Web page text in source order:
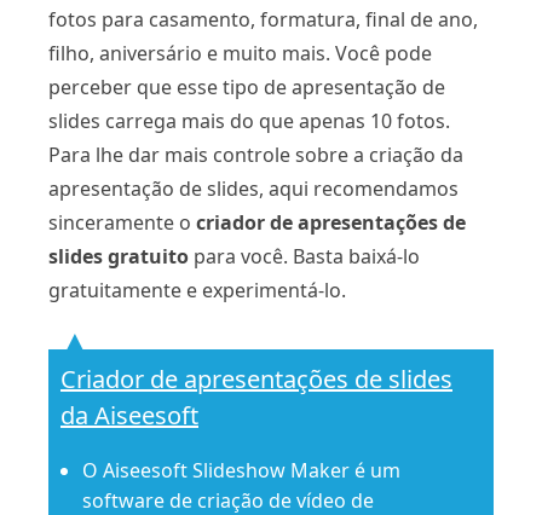
fotos para casamento, formatura, final de ano,
filho, aniversário e muito mais. Você pode
perceber que esse tipo de apresentação de
slides carrega mais do que apenas 10 fotos.
Para lhe dar mais controle sobre a criação da
apresentação de slides, aqui recomendamos
sinceramente o criador de apresentações de
slides gratuito para você. Basta baixá-lo
gratuitamente e experimentá-lo.
Criador de apresentações de slides
da Aiseesoft
O Aiseesoft Slideshow Maker é um
software de criação de vídeo de